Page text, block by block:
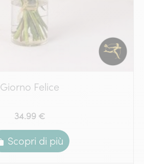
Giorno Felice
34.99 €
Scopri di più